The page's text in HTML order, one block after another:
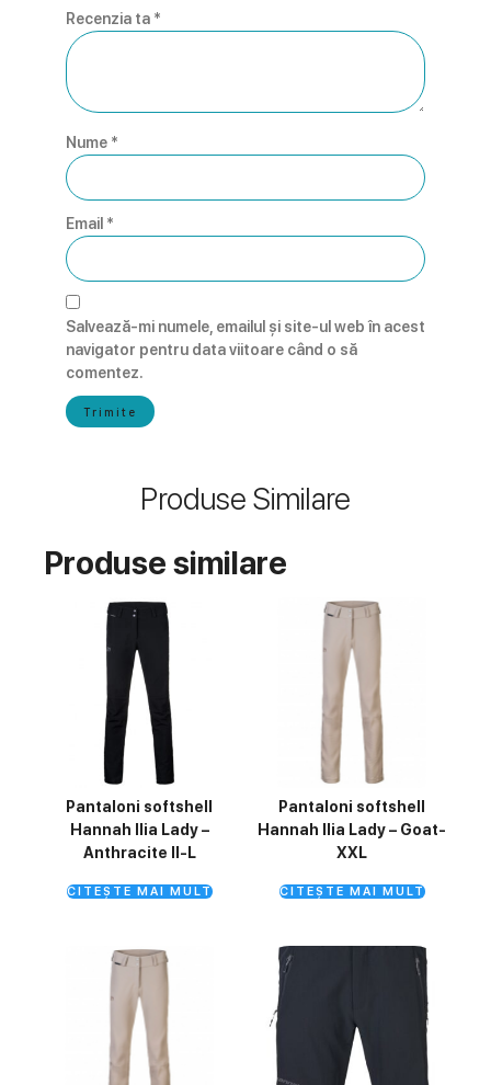
Recenzia ta *
Nume *
Email *
Salvează-mi numele, emailul și site-ul web în acest
navigator pentru data viitoare când o să
comentez.
Produse Similare
Produse similare
Pantaloni softshell
Hannah Ilia Lady –
Anthracite II-L
CITEȘTE MAI MULT
Pantaloni softshell
Hannah Ilia Lady – Goat-
XXL
CITEȘTE MAI MULT